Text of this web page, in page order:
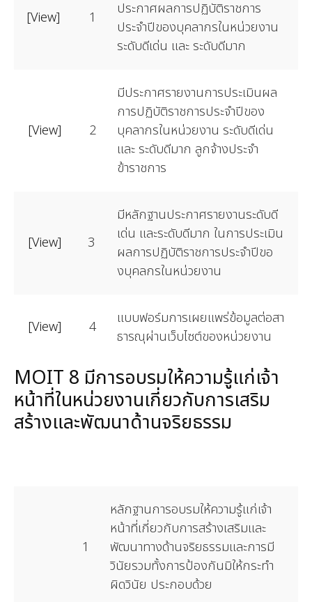
[View] 1
ประกาศผลการปฏิบัติราชการ
ประจำปีของบุคลากรในหน่วยงาน
ระดับดีเด่น และ ระดับดีมาก
[View] 2
มีประกาศรายงานการประเมินผล
การปฏิบัติราชการประจำปีของ
บุคลากรในหน่วยงาน ระดับดีเด่น
และ ระดับดีมาก ลูกจ้างประจำ
ข้าราชการ
[View] 3
มีหลักฐานประกาศรายงานระดับดี
เด่น และระดับดีมาก ในการประเมิน
ผลการปฏิบัติราชการประจำปีขอ
งบุคลกรในหน่วยงาน
[View] 4
แบบฟอร์มการเผยแพร่ข้อมูลต่อสา
ธารณุผ่านเว็บไซต์ของหน่วยงาน
MOIT 8 มีการอบรมให้ความรู้แก่เจ้า
หน้าที่ในหน่วยงานเกี่ยวกับการเสริม
สร้างและพัฒนาด้านจริยธรรม
1
หลักฐานการอบรมให้ความรู้แก่เจ้า
หน้าที่เกี่ยวกับการสร้างเสริมและ
พัฒนาทางด้านจริยธรรมและการมี
วินัยรวมทั้งการป้องกันมิให้กระทำ
ผิดวินัย ประกอบด้วย